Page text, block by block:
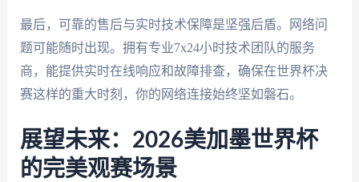
最后，可靠的售后与实时技术保障是坚强后盾。网络问
题可能随时出现。拥有专业7x24小时技术团队的服务
商，能提供实时在线响应和故障排查，确保在世界杯决
赛这样的重大时刻，你的网络连接始终坚如磐石。
展望未来：2026美加墨世界杯
的完美观赛场景